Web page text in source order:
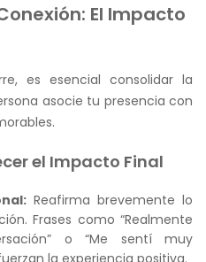
El Impacto
es esencial consolidar la
asocie tu presencia con
el Impacto Final
Reafirma brevemente lo
Frases como “Realmente
o “Me sentí muy
la experiencia positiva.